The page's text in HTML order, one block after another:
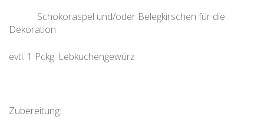
Schokoraspel und/oder Belegkirschen für die
Dekoration
evtl. 1 Pckg. Lebkuchengewürz
Zubereitung: